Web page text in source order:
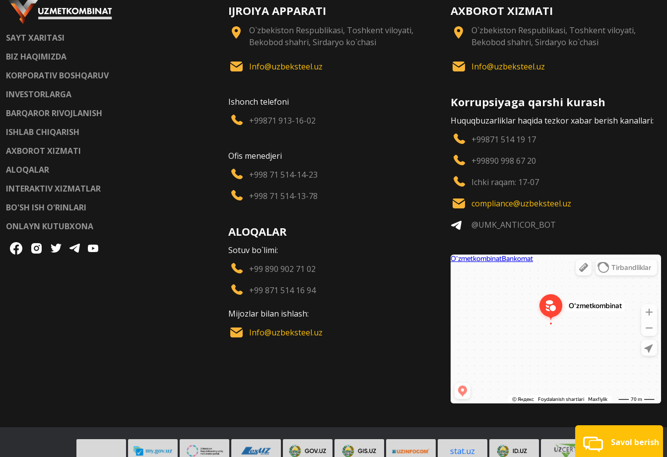
SAYT XARITASI
BIZ HAQIMIZDA
KORPORATIV BOSHQARUV
INVESTORLARGA
BARQAROR RIVOJLANISH
ISHLAB CHIQARISH
AXBOROT XIZMATI
ALOQALAR
INTERAKTIV XIZMATLAR
BO'SH ISH O'RINLARI
ONLAYN KUTUBXONA
IJROIYA APPARATI
O`zbekiston Respublikasi, Toshkent viloyati,
Bekobod shahri, Sirdaryo ko`chasi
Info@uzbeksteel.uz
Ishonch telefoni
+99871 913-16-02
Ofis menedjeri
+998 71 514-14-23
+998 71 514-13-78
ALOQALAR
Sotuv bo`limi:
+99 890 902 71 02
+99 871 514 16 94
Mijozlar bilan ishlash:
Info@uzbeksteel.uz
AXBOROT XIZMATI
O`zbekiston Respublikasi, Toshkent viloyati,
Bekobod shahri, Sirdaryo ko`chasi
Info@uzbeksteel.uz
Korrupsiyaga qarshi kurash
Huquqbuzarliklar haqida tezkor xabar berish kanallari:
+99871 514 19 17
+99890 998 67 20
Ichki raqam: 17-07
compliance@uzbeksteel.uz
@UMK_ANTICOR_BOT
stat.uz
Savol berish